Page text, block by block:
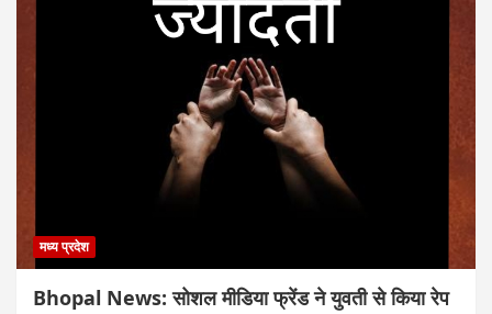
मध्य प्रदेश
Bhopal News: सोशल मीडिया फ्रेंड ने युवती से किया रेप